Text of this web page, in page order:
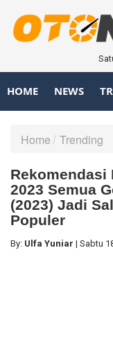
HOME NEWS
Home Trending
Rekomendasi
2023 Semua
(2023) Jadi
Populer
By: Ulfa Yuniar | Sabtu